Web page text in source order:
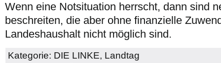
Wenn eine Notsituation herrscht, dann sind
beschreiten, die aber ohne finanzielle
Landeshaushalt nicht möglich sind.
Kategorie: DIE LINKE, Landtag